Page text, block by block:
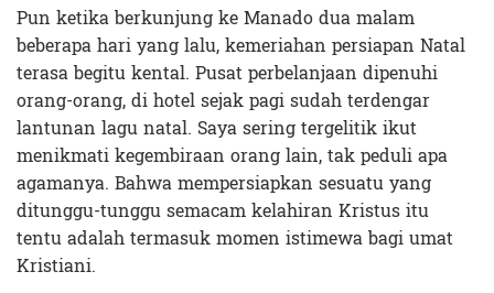
Pun ketika berkunjung ke Manado dua malam
beberapa hari yang lalu, kemeriahan persiapan Natal
terasa begitu kental. Pusat perbelanjaan dipenuhi
orang-orang, di hotel sejak pagi sudah terdengar
lantunan lagu natal. Saya sering tergelitik ikut
menikmati kegembiraan orang lain, tak peduli apa
agamanya. Bahwa mempersiapkan sesuatu yang
ditunggu-tunggu semacam kelahiran Kristus itu
tentu adalah termasuk momen istimewa bagi umat
Kristiani.